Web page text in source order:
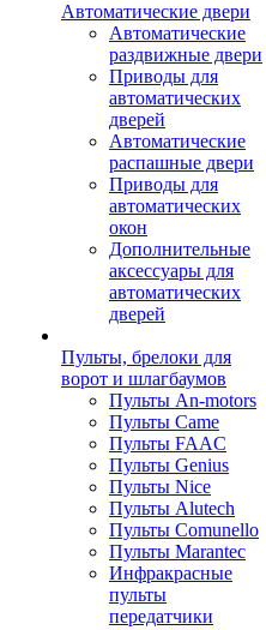
Автоматические двери
Автоматические
раздвижные двери
Приводы для
автоматических
дверей
Автоматические
распашные двери
Приводы для
автоматических
окон
Дополнительные
аксессуары для
автоматических
дверей
Пульты, брелоки для
ворот и шлагбаумов
Пульты An-motors
Пульты Came
Пульты FAAC
Пульты Genius
Пульты Nice
Пульты Alutech
Пульты Сomunello
Пульты Marantec
Инфракрасные
пульты
передатчики